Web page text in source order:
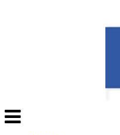
Veksle
navigasjon